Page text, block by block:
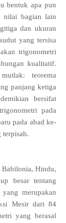
bentuk apa pun
nilai bagian lain
dan ukuran
yang tersisa
trigonometri
kualitatif.
teorema
panjang ketiga
bersifat
pada
pada abad ke-
terpisah.
Babilonia, Hindu,
besar tentang
merupakan
Mesir dari 84
yang berasal